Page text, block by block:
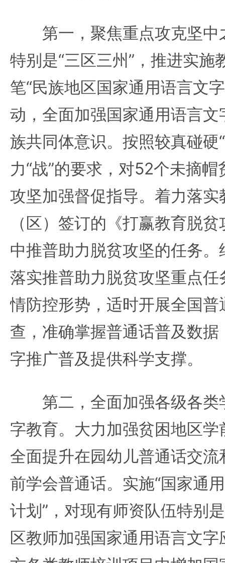
第一，聚焦重点攻克坚中
特别是“三区三州”，推进实
笔“民族地区国家通用语言文
动，全面加强国家通用语言
族共同体意识。按照较真碰硬
力“战”的要求，对52个未摘
攻坚加强督促指导。着力落
（区）签订的《打赢教育脱
中推普助力脱贫攻坚的任务
落实推普助力脱贫攻坚重点
情防控形势，适时开展全国
查，准确掌握普通话普及数
字推广普及提供科学支撑。
第二，全面加强各级各类
字教育。大力加强贫困地区
全面提升在园幼儿普通话交
前学会普通话。实施“国家通
计划”，对现有师资队伍特别
区教师加强国家通用语言文